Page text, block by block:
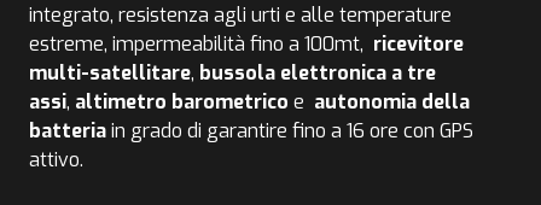
integrato, resistenza agli urti e alle temperature
estreme, impermeabilità fino a 100mt, ricevitore
multi-satellitare, bussola elettronica a tre
assi, altimetro barometrico e autonomia della
batteriain grado di garantire fino a 16 ore con GPS
attivo.